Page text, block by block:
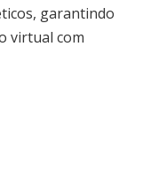
garantindo
virtual com